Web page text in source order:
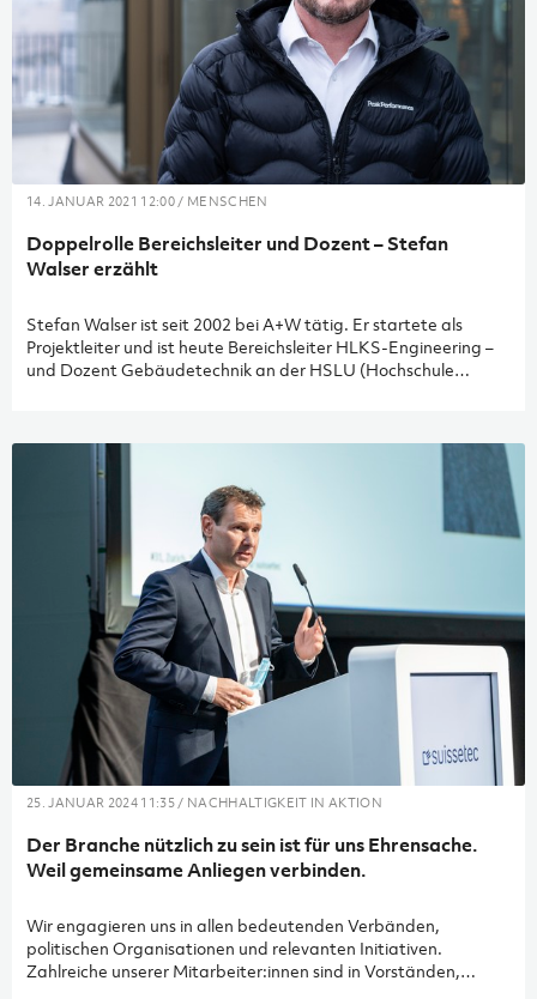
14. JANUAR 2021 12:00 / MENSCHEN
Doppelrolle Bereichsleiter und Dozent – Stefan
Walser erzählt
Stefan Walser ist seit 2002 bei A+W tätig. Er startete als
Projektleiter und ist heute Bereichsleiter HLKS-Engineering –
und Dozent Gebäudetechnik an der HSLU (Hochschule
Interview.
25. JANUAR 2024 11:35 / NACHHALTIGKEIT IN AKTION
Der Branche nützlich zu sein ist für uns Ehrensache.
Weil gemeinsame Anliegen verbinden.
Wir engagieren uns in allen bedeutenden Verbänden,
politischen Organisationen und relevanten Initiativen.
Zahlreiche unserer Mitarbeiter:innen sind in Vorständen,